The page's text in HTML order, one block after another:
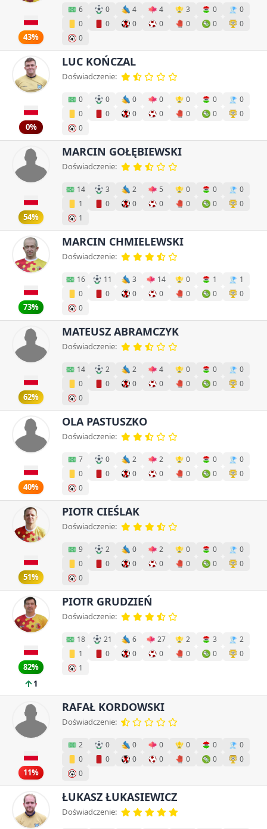
43%
6 0 4 4 3 0
0
0
0 0 0 0 0
0
0
0%
LUC KOŃCZAL
Doświadczenie:
0 0 0 0 0 0
0
0
0 0 0 0 0
0
0
54%
MARCIN GOŁĘBIEWSKI
Doświadczenie:
14 3 2 5 0 0
0
1
0 0 0 0 0
0
1
73%
MARCIN CHMIELEWSKI
Doświadczenie:
16 11 3 14 0 1
1
0
0 0 0 0 0
0
0
62%
MATEUSZ ABRAMCZYK
Doświadczenie:
14 2 2 4 0 0
0
0
0 0 0 0 0
0
0
40%
OLA PASTUSZKO
Doświadczenie:
7 0 2 2 0 0
0
0
0 0 0 0 0
0
0
51%
PIOTR CIEŚLAK
Doświadczenie:
9 2 0 2 0 0
0
0
0 0 0 0 0
0
0
82%
1
PIOTR GRUDZIEŃ
Doświadczenie:
18 21 6 27 2 3
2
1
0 0 0 0 0
0
1
11%
RAFAŁ KORDOWSKI
Doświadczenie:
2 0 0 0 0 0
0
0
0 0 0 0 0
0
0
ŁUKASZ ŁUKASIEWICZ
Doświadczenie: